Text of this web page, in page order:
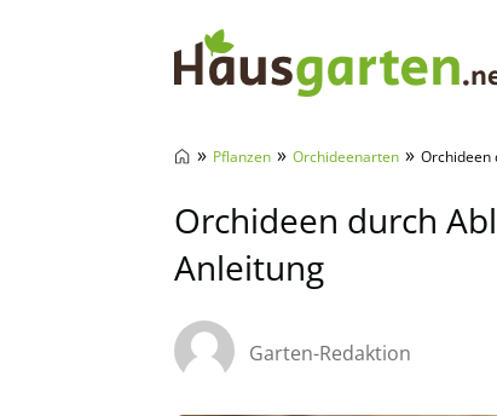
» Pflanzen » Orchideenarten » Orchideen
Orchideen durch
Anleitung
Garten-Redaktion